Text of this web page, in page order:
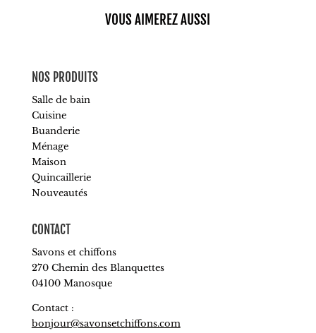
VOUS AIMEREZ AUSSI
NOS PRODUITS
Salle de bain
Cuisine
Buanderie
Ménage
Maison
Quincaillerie
Nouveautés
CONTACT
Savons et chiffons
270 Chemin des Blanquettes
04100 Manosque
Contact :
bonjour@savonsetchiffons.com